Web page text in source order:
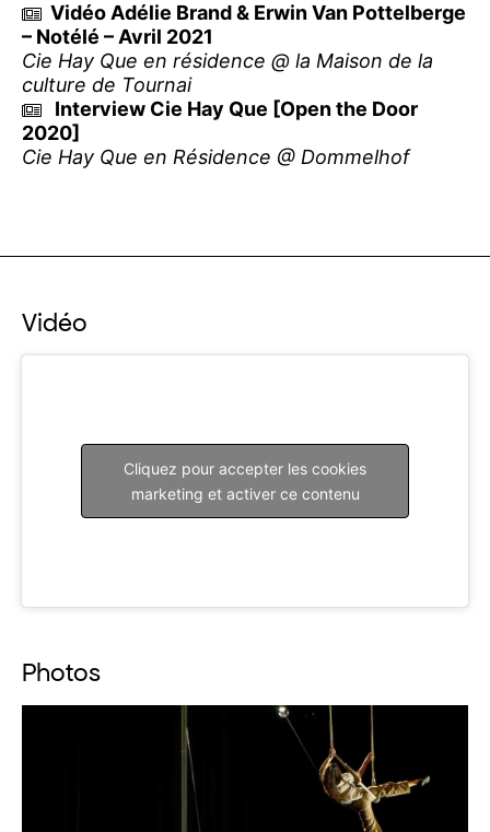
Vidéo Adélie Brand & Erwin Van Pottelberge
– Notélé – Avril 2021
Cie Hay Que en résidence @ la Maison de la
culture de Tournai
Interview Cie Hay Que [Open the Door
2020]
Cie Hay Que en Résidence @ Dommelhof
Vidéo
Cliquez pour accepter les cookies
marketing et activer ce contenu
Photos